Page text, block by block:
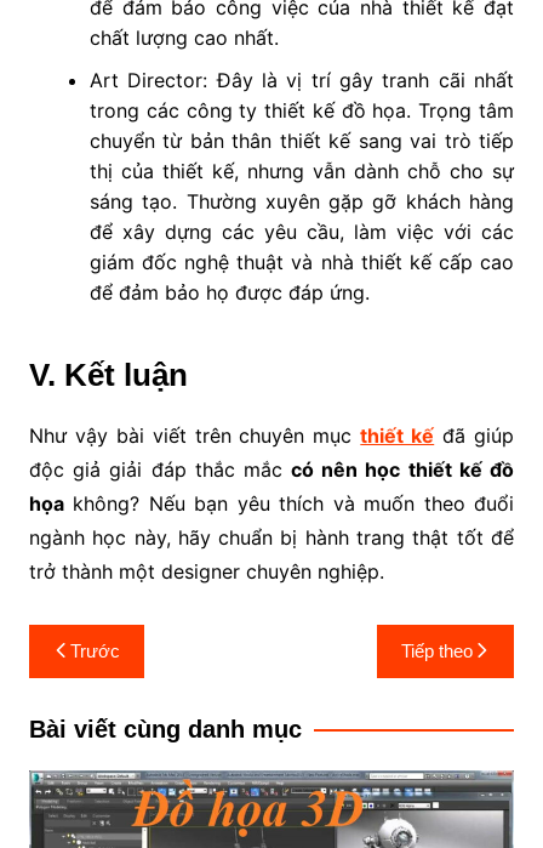
để đảm bảo công việc của nhà thiết kế đạt
chất lượng cao nhất.
Art Director: Đây là vị trí gây tranh cãi nhất
trong các công ty thiết kế đồ họa. Trọng tâm
chuyển từ bản thân thiết kế sang vai trò tiếp
thị của thiết kế, nhưng vẫn dành chỗ cho sự
sáng tạo. Thường xuyên gặp gỡ khách hàng
để xây dựng các yêu cầu, làm việc với các
giám đốc nghệ thuật và nhà thiết kế cấp cao
để đảm bảo họ được đáp ứng.
V. Kết luận
Như vậy bài viết trên chuyên mụcthiết kế đã giúp
độc giả giải đáp thắc mắccó nên học thiết kế đồ
họakhông? Nếu bạn yêu thích và muốn theo đuổi
ngành học này, hãy chuẩn bị hành trang thật tốt để
trở thành một designer chuyên nghiệp.
Điều
hướng
bài
Trước Tiếp theo
Bài viết cùng danh mục